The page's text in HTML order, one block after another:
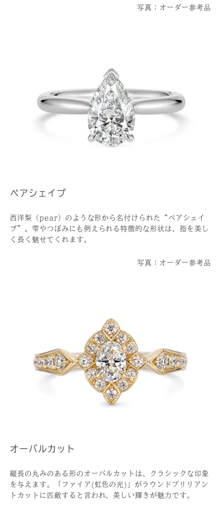
写真：オーダー参考品
ペアシェイプ
西洋梨（pear）のような形から名付けられた“ペアシェイ
プ”。雫やつぼみにも例えられる特徴的な形状は、指を美し
く長く魅せてくれます。
写真：オーダー参考品
オーバルカット
縦長の丸みのある形のオーバルカットは、クラシックな印象
を与えます。「ファイア(虹色の光)」がラウンドブリリアン
トカットに匹敵すると言われ、美しい輝きが魅力です。